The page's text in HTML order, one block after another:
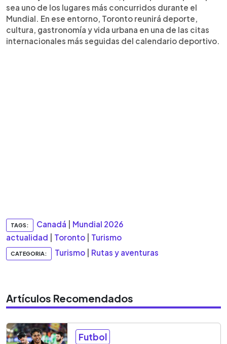
sea uno de los lugares más concurridos durante el
Mundial. En ese entorno, Toronto reunirá deporte,
cultura, gastronomía y vida urbana en una de las citas
internacionales más seguidas del calendario deportivo.
TAGS: Canadá
Mundial 2026
actualidad
Toronto Turismo
CATEGORIA: Turismo Rutas y aventuras
Artículos Recomendados
Futbol